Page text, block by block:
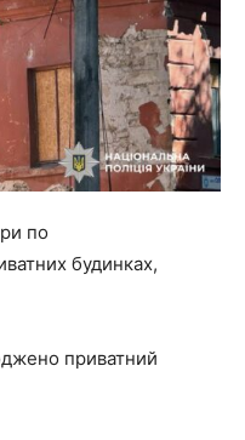
по
будинках,
приватний